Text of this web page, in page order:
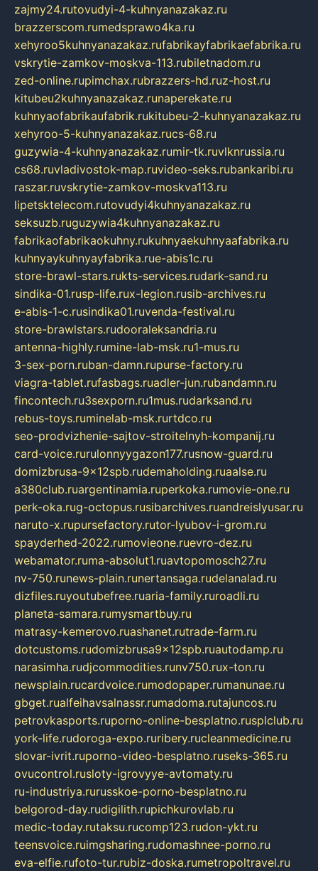
zajmy24.rutovudyi-4-kuhnyanazakaz.ru
brazzerscom.rumedsprawo4ka.ru
xehyroo5kuhnyanazakaz.rufabrikayfabrikaefabrika.ru
vskrytie-zamkov-moskva-113.rubiletnadom.ru
zed-online.rupimchax.rubrazzers-hd.ruz-host.ru
kitubeu2kuhnyanazakaz.runaperekate.ru
kuhnyaofabrikaufabrik.rukitubeu-2-kuhnyanazakaz.ru
xehyroo-5-kuhnyanazakaz.rucs-68.ru
guzywia-4-kuhnyanazakaz.rumir-tk.ruvlknrussia.ru
cs68.ruvladivostok-map.ruvideo-seks.rubankaribi.ru
raszar.ruvskrytie-zamkov-moskva113.ru
lipetsktelecom.rutovudyi4kuhnyanazakaz.ru
seksuzb.ruguzywia4kuhnyanazakaz.ru
fabrikaofabrikaokuhny.rukuhnyaekuhnyaafabrika.ru
kuhnyaykuhnyayfabrika.rue-abis1c.ru
store-brawl-stars.rukts-services.rudark-sand.ru
sindika-01.rusp-life.rux-legion.rusib-archives.ru
e-abis-1-c.rusindika01.ruvenda-festival.ru
store-brawlstars.rudooraleksandria.ru
antenna-highly.rumine-lab-msk.ru1-mus.ru
3-sex-porn.ruban-damn.rupurse-factory.ru
viagra-tablet.rufasbags.ruadler-jun.rubandamn.ru
fincontech.ru3sexporn.ru1mus.rudarksand.ru
rebus-toys.ruminelab-msk.rurtdco.ru
seo-prodvizhenie-sajtov-stroitelnyh-kompanij.ru
card-voice.rurulonnyygazon177.rusnow-guard.ru
domizbrusa-9x12spb.rudemaholding.ruaalse.ru
a380club.ruargentinamia.ruperkoka.rumovie-one.ru
perk-oka.rug-octopus.rusibarchives.ruandreislyusar.ru
naruto-x.rupursefactory.rutor-lyubov-i-grom.ru
spayderhed-2022.rumovieone.ruevro-dez.ru
webamator.ruma-absolut1.ruavtopomosch27.ru
nv-750.runews-plain.runertansaga.rudelanalad.ru
dizfiles.ruyoutubefree.ruaria-family.ruroadli.ru
planeta-samara.rumysmartbuy.ru
matrasy-kemerovo.ruashanet.rutrade-farm.ru
dotcustoms.rudomizbrusa9x12spb.ruautodamp.ru
narasimha.rudjcommodities.runv750.rux-ton.ru
newsplain.rucardvoice.rumodopaper.rumanunae.ru
gbget.rualfeihavsalnassr.rumadoma.rutajuncos.ru
petrovkasports.ruporno-online-besplatno.rusplclub.ru
york-life.rudoroga-expo.ruribery.rucleanmedicine.ru
slovar-ivrit.ruporno-video-besplatno.ruseks-365.ru
ovucontrol.rusloty-igrovyye-avtomaty.ru
ru-industriya.rurusskoe-porno-besplatno.ru
belgorod-day.rudigilith.rupichkurovlab.ru
medic-today.rutaksu.rucomp123.rudon-ykt.ru
teensvoice.ruimgsharing.rudomashnee-porno.ru
eva-elfie.rufoto-tur.rubiz-doska.rumetropoltravel.ru